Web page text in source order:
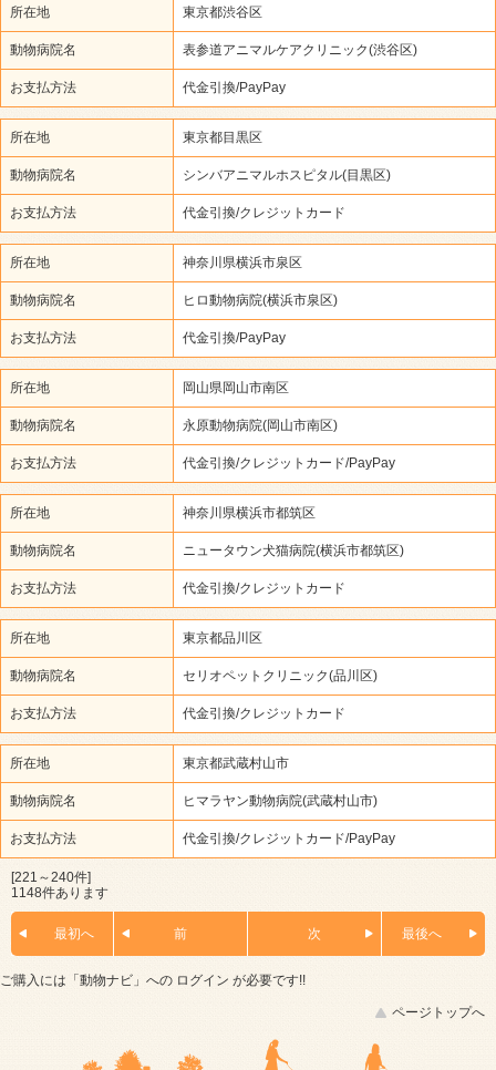
所在地 東京都渋谷区
動物病院名 表参道アニマルケアクリニック(渋谷区)
お支払方法 代金引換/PayPay
所在地 東京都目黒区
動物病院名 シンバアニマルホスピタル(目黒区)
お支払方法 代金引換/クレジットカード
所在地 神奈川県横浜市泉区
動物病院名 ヒロ動物病院(横浜市泉区)
お支払方法 代金引換/PayPay
所在地 岡山県岡山市南区
動物病院名 永原動物病院(岡山市南区)
お支払方法 代金引換/クレジットカード/PayPay
所在地 神奈川県横浜市都筑区
動物病院名 ニュータウン犬猫病院(横浜市都筑区)
お支払方法 代金引換/クレジットカード
所在地 東京都品川区
動物病院名 セリオペットクリニック(品川区)
お支払方法 代金引換/クレジットカード
所在地 東京都武蔵村山市
動物病院名 ヒマラヤン動物病院(武蔵村山市)
お支払方法 代金引換/クレジットカード/PayPay
[221～240件]
1148件あります
最初へ 前 次 最後へ
ご購入には「動物ナビ」への ログイン が必要です!!
ページトップへ